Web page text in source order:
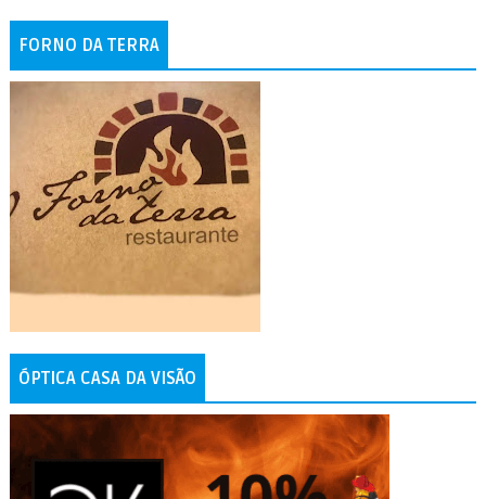
FORNO DA TERRA
ÓPTICA CASA DA VISÃO